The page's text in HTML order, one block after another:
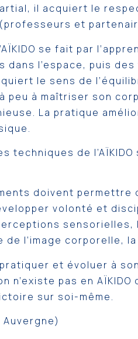
il acquiert le
et
se fait par
dans l’espace, puis
le sens de
peu à maîtriser son
La pratique
techniques de
doivent
volonté et
sensorielles,
de l’image corporelle,
et évoluer à
n’existe pas en AÏKIDO
sur soi-même.
Auvergne)